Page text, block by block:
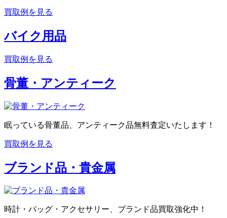
買取例を見る
バイク用品
買取例を見る
骨董・アンティーク
眠っている骨董品、アンティーク品無料査定いたします！
買取例を見る
ブランド品・貴金属
時計・バッグ・アクセサリー、ブランド品買取強化中！